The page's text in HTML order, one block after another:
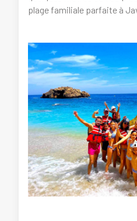
plage familiale parfaite à